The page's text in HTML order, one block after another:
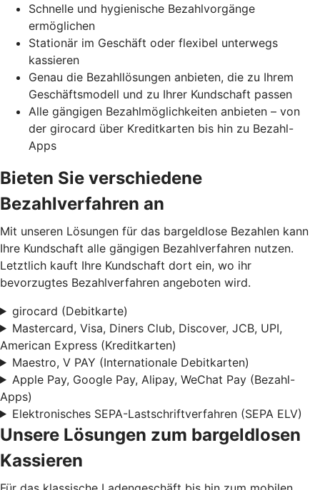
Schnelle und hygienische Bezahlvorgänge
ermöglichen
Stationär im Geschäft oder flexibel unterwegs
kassieren
Genau die Bezahllösungen anbieten, die zu Ihrem
Geschäftsmodell und zu Ihrer Kundschaft passen
Alle gängigen Bezahlmöglichkeiten anbieten – von
der girocard über Kreditkarten bis hin zu Bezahl-
Apps
Bieten Sie verschiedene
Bezahlverfahren an
Mit unseren Lösungen für das bargeldlose Bezahlen kann
Ihre Kundschaft alle gängigen Bezahlverfahren nutzen.
Letztlich kauft Ihre Kundschaft dort ein, wo ihr
bevorzugtes Bezahlverfahren angeboten wird.
girocard (Debitkarte)
Mastercard, Visa, Diners Club, Discover, JCB, UPI,
American Express (Kreditkarten)
Maestro, V PAY (Internationale Debitkarten)
Apple Pay, Google Pay, Alipay, WeChat Pay (Bezahl-
Apps)
Elektronisches SEPA-Lastschriftverfahren (SEPA ELV)
Unsere Lösungen zum bargeldlosen
Kassieren